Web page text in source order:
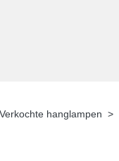
Verkochte hanglampen